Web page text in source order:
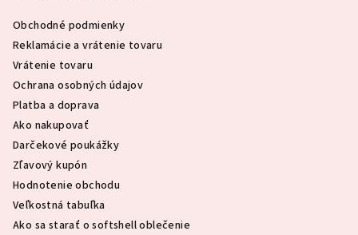
Obchodné podmienky
Reklamácie a vrátenie tovaru
Vrátenie tovaru
Ochrana osobných údajov
Platba a doprava
Ako nakupovať
Darčekové poukážky
Zľavový kupón
Hodnotenie obchodu
Veľkostná tabuľka
Ako sa starať o softshell oblečenie